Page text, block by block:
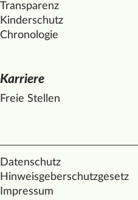
Transparenz
Kinderschutz
Chronologie
Karriere
Freie Stellen
Datenschutz
Hinweisgeberschutzgesetz
Impressum